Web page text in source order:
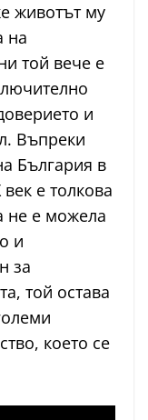
животът му
на
той вече е
и
Въпреки
България в
е толкова
не е можела
и
за
той остава
което се